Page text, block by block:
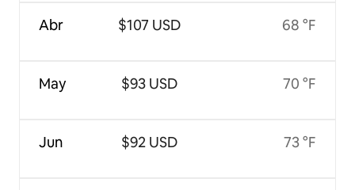
Abr
May
Jun
$107 USD
$93 USD
$92 USD
68 °F
70 °F
73 °F